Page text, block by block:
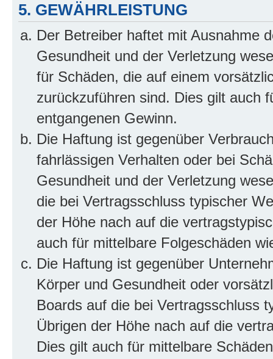
5. GEWÄHRLEISTUNG
Der Betreiber haftet mit Ausnahme
Gesundheit und der Verletzung
für Schäden, die auf einem
zurückzuführen sind. Dies gilt auch
entgangenen Gewinn.
Die Haftung ist gegenüber
fahrlässigen Verhalten oder bei
Gesundheit und der Verletzung
die bei Vertragsschluss typischer
der Höhe nach auf die
auch für mittelbare Folgeschäden
Die Haftung ist gegenüber
Körper und Gesundheit oder
Boards auf die bei Vertragsschluss
Übrigen der Höhe nach auf die
Dies gilt auch für mittelbare